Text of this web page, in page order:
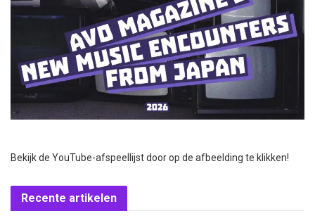
Bekijk de YouTube-afspeellijst door op de afbeelding te klikken!
Recente artikelen